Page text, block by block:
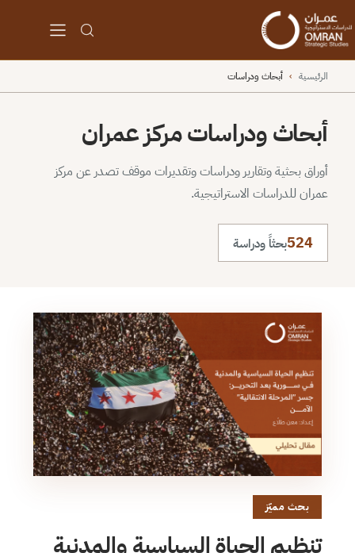
الرئيسية › أبحاث ودراسات
أبحاث ودراسات مركز عمران
أوراق بحثية وتقارير ودراسات وتقديرات موقف تصدر عن مركز
عمران للدراسات الاستراتيجية.
524بحثاً ودراسة
بحث مميّز
تنظيم الحياة السياسية والمدنية